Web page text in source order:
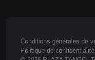
Conditions générales de
Politique de confidentialité